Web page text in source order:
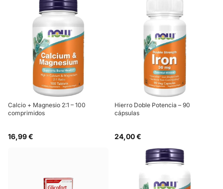
Calcio + Magnesio 2:1 – 100
comprimidos
16,99 €
Hierro Doble Potencia – 90
cápsulas
24,00 €